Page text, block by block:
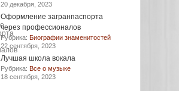
20 декабря, 2023
Оформление загранпаспорта
через профессионалов
Рубрика: Биографии знаменитостей
22 сентября, 2023
Лучшая школа вокала
Рубрика: Все о музыке
18 сентября, 2023